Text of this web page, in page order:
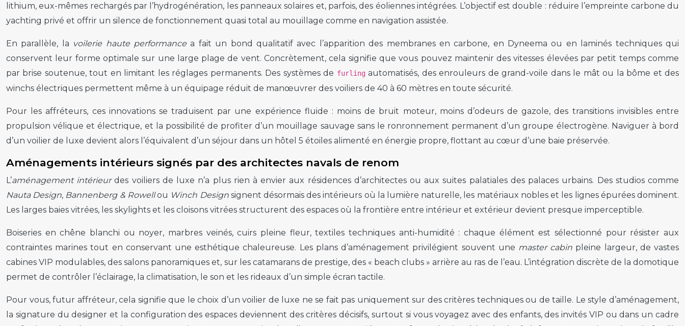
lithium, eux-mêmes rechargés par l’hydrogénération, les panneaux solaires et, parfois, des éoliennes intégrées. L’objectif est double : réduire l’empreinte carbone du
yachting privé et offrir un silence de fonctionnement quasi total au mouillage comme en navigation assistée.
En parallèle, la voilerie haute performancea fait un bond qualitatif avec l’apparition des membranes en carbone, en Dyneema ou en laminés techniques qui
conservent leur forme optimale sur une large plage de vent. Concrètement, cela signifie que vous pouvez maintenir des vitesses élevées par petit temps comme
par brise soutenue, tout en limitant les réglages permanents. Des systèmes de furlingautomatisés, des enrouleurs de grand-voile dans le mât ou la bôme et des
winchs électriques permettent même à un équipage réduit de manœuvrer des voiliers de 40 à 60 mètres en toute sécurité.
Pour les affréteurs, ces innovations se traduisent par une expérience fluide : moins de bruit moteur, moins d’odeurs de gazole, des transitions invisibles entre
propulsion vélique et électrique, et la possibilité de profiter d’un mouillage sauvage sans le ronronnement permanent d’un groupe électrogène. Naviguer à bord
d’un voilier de luxe devient alors l’équivalent d’un séjour dans un hôtel 5 étoiles alimenté en énergie propre, flottant au cœur d’une baie préservée.
Aménagements intérieurs signés par des architectes navals de renom
L’aménagement intérieurdes voiliers de luxe n’a plus rien à envier aux résidences d’architectes ou aux suites palatiales des palaces urbains. Des studios comme
Nauta Design, Bannenberg & Rowellou Winch Designsignent désormais des intérieurs où la lumière naturelle, les matériaux nobles et les lignes épurées dominent.
Les larges baies vitrées, les skylights et les cloisons vitrées structurent des espaces où la frontière entre intérieur et extérieur devient presque imperceptible.
Boiseries en chêne blanchi ou noyer, marbres veinés, cuirs pleine fleur, textiles techniques anti-humidité : chaque élément est sélectionné pour résister aux
contraintes marines tout en conservant une esthétique chaleureuse. Les plans d’aménagement privilégient souvent une master cabin pleine largeur, de vastes
cabines VIP modulables, des salons panoramiques et, sur les catamarans de prestige, des « beach clubs » arrière au ras de l’eau. L’intégration discrète de la domotique
permet de contrôler l’éclairage, la climatisation, le son et les rideaux d’un simple écran tactile.
Pour vous, futur affréteur, cela signifie que le choix d’un voilier de luxe ne se fait pas uniquement sur des critères techniques ou de taille. Le style d’aménagement,
la signature du designer et la configuration des espaces deviennent des critères décisifs, surtout si vous voyagez avec des enfants, des invités VIP ou dans un cadre